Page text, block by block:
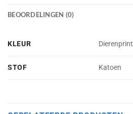
BEOORDELINGEN (0)
KLEUR Dierenprint
STOF Katoen